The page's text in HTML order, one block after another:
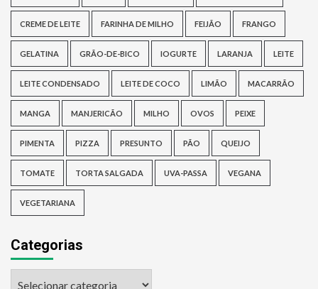
CREME DE LEITE FARINHA DE MILHO FEIJÃO FRANGO
GELATINA GRÃO-DE-BICO IOGURTE LARANJA LEITE
LEITE CONDENSADO LEITE DE COCO LIMÃO MACARRÃO
MANGA MANJERICÃO MILHO OVOS PEIXE
PIMENTA PIZZA PRESUNTO PÃO QUEIJO
TOMATE TORTA SALGADA UVA-PASSA VEGANA
VEGETARIANA
Categorias